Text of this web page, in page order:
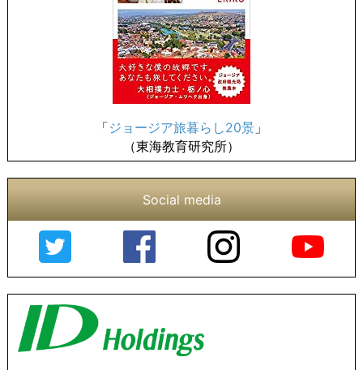
「ジョージア旅暮らし20景 」
（東海教育研究所）
Social media